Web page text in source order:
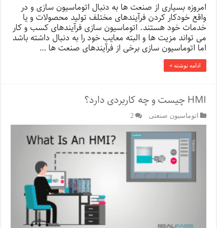
امروزه بسیاری از صنعت ها به دنبال اتوماسیون سازی و در
واقع خودکار کردن فرآیندهای مختلف تولید محصولات و یا
خدمات خود هستند. اتوماسیون سازی فرآیندهای کسب و کار
می تواند مزیت ها و البته معایب خود را به دنبال داشته باشد
اما اتوماسیون سازی برخی از فرآیندهای صنعت ها …
ادامه نوشته »
HMI چیست و چه کاربردی دارد؟
اتوماسیون صنعتی 2